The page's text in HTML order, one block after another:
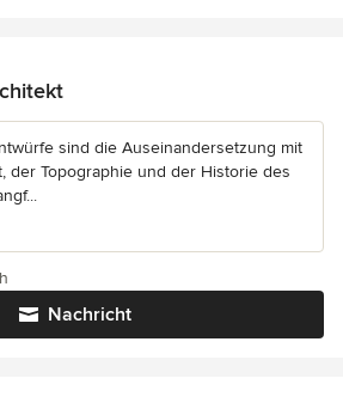
sind die Auseinandersetzung mit
der Topographie und der Historie des
Nachricht